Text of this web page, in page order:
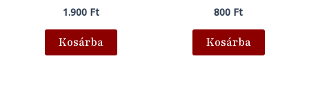
1.900 Ft
Kosárba
800 Ft
Kosárba